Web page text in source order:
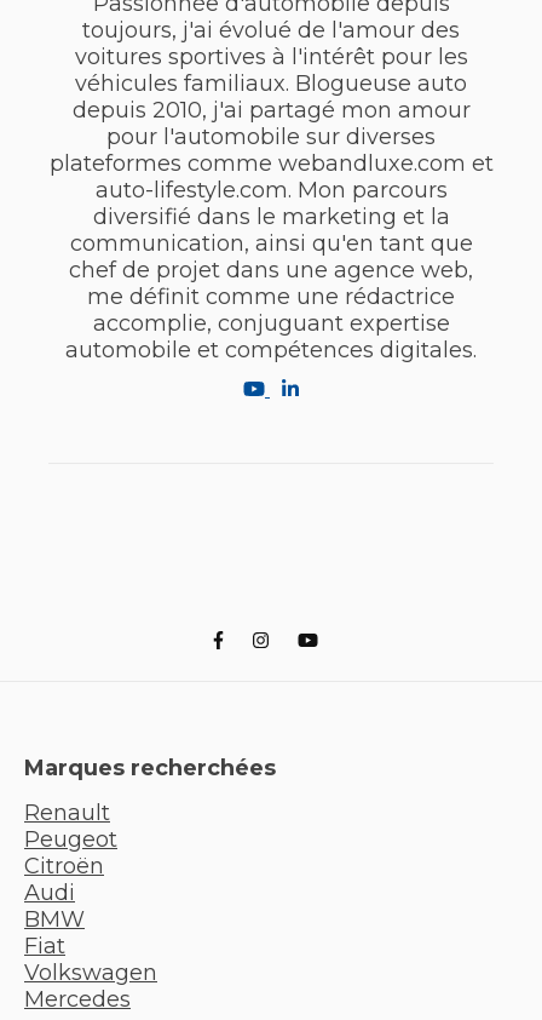
toujours, j'ai évolué de l'amour des
voitures sportives à l'intérêt pour les
véhicules familiaux. Blogueuse auto
depuis 2010, j'ai partagé mon amour
pour l'automobile sur diverses
plateformes comme webandluxe.com et
auto-lifestyle.com. Mon parcours
diversifié dans le marketing et la
communication, ainsi qu'en tant que
chef de projet dans une agence web,
me définit comme une rédactrice
accomplie, conjuguant expertise
automobile et compétences digitales.
Marques recherchées
Renault
Peugeot
Citroën
Audi
BMW
Fiat
Volkswagen
Mercedes